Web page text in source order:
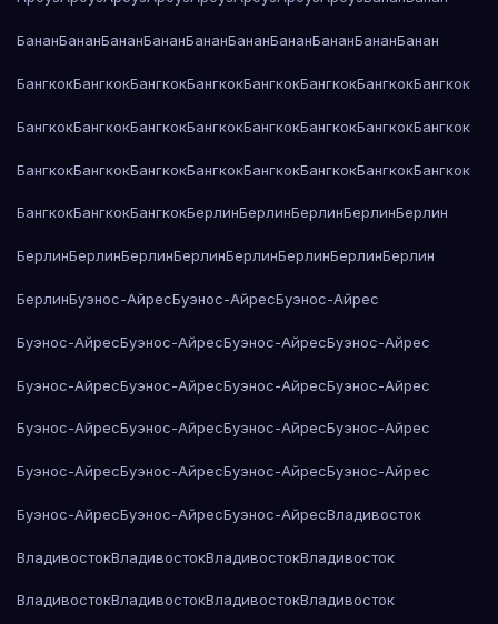
БананБананБананБананБананБананБананБананБананБанан
БангкокБангкокБангкокБангкокБангкокБангкокБангкокБангкок
БангкокБангкокБангкокБангкокБангкокБангкокБангкокБангкок
БангкокБангкокБангкокБангкокБангкокБангкокБангкокБангкок
БангкокБангкокБангкокБерлинБерлинБерлинБерлинБерлин
БерлинБерлинБерлинБерлинБерлинБерлинБерлинБерлин
БерлинБуэнос-АйресБуэнос-АйресБуэнос-Айрес
Буэнос-АйресБуэнос-АйресБуэнос-АйресБуэнос-Айрес
Буэнос-АйресБуэнос-АйресБуэнос-АйресБуэнос-Айрес
Буэнос-АйресБуэнос-АйресБуэнос-АйресБуэнос-Айрес
Буэнос-АйресБуэнос-АйресБуэнос-АйресБуэнос-Айрес
Буэнос-АйресБуэнос-АйресБуэнос-АйресВладивосток
ВладивостокВладивостокВладивостокВладивосток
ВладивостокВладивостокВладивостокВладивосток